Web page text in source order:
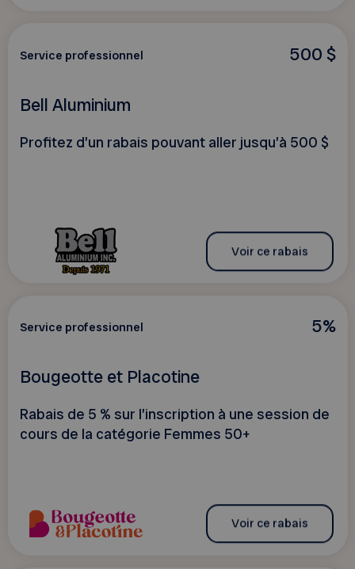
500 $
Service professionnel
Bell Aluminium
Profitez d’un rabais pouvant aller jusqu’à 500 $
Voir ce rabais
5%
Service professionnel
Bougeotte et Placotine
Rabais de 5 % sur l’inscription à une session de
cours de la catégorie Femmes 50+
Voir ce rabais